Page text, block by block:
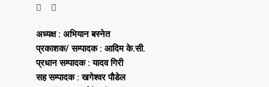
अध्यक्ष : अभियान बस्नेत
प्रकाशक/ सम्पादक : आदिम के.सी.
प्रधान सम्पादक : यादव गिरी
सह सम्पादक : खगेश्वर पौडेल